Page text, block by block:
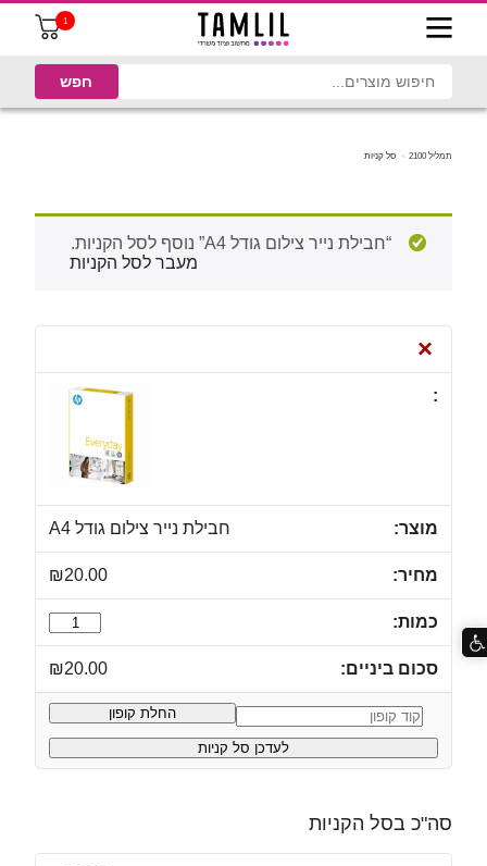
1
תמליל 2100 סל קניות
“חבילת נייר צילום גודל A4” נוסף לסל הקניות.
מעבר לסל הקניות
×
חבילת נייר צילום גודל A4
₪20.00
כמות
של
חבילת
נייר
צילום
₪20.00
קופון: החלת קופון
לעדכן סל קניות
סה"כ בסל הקניות